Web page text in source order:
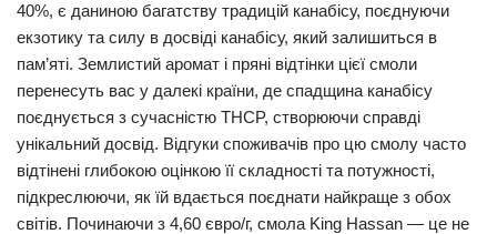
40%, є даниною багатству традицій канабісу, поєднуючи
екзотику та силу в досвіді канабісу, який залишиться в
пам’яті. Землистий аромат і пряні відтінки цієї смоли
перенесуть вас у далекі країни, де спадщина канабісу
поєднується з сучасністю THCP, створюючи справді
унікальний досвід. Відгуки споживачів про цю смолу часто
відтінені глибокою оцінкою її складності та потужності,
підкреслюючи, як їй вдається поєднати найкраще з обох
світів. Починаючи з 4,60 євро/г, смола King Hassan — це не